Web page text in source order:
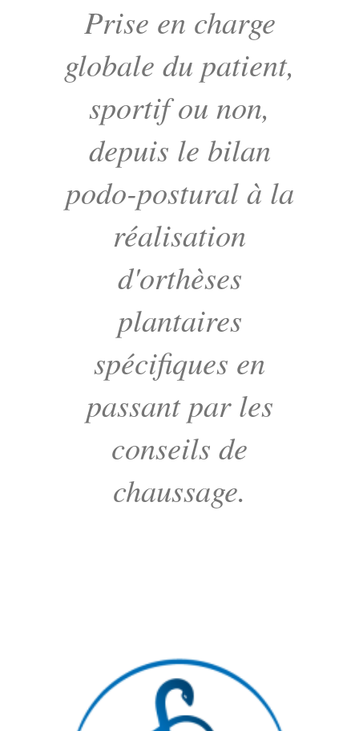
Prise en charge
globale du patient,
sportif ou non,
depuis le bilan
podo-postural à la
réalisation
d'orthèses
plantaires
spécifiques en
passant par les
conseils de
chaussage.